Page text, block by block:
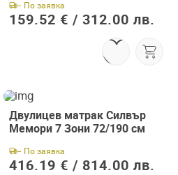
- По заявка
159.52 € / 312.00 лв.
Двулицев матрак Силвър
Мемори 7 Зони 72/190 см
- По заявка
416.19 € / 814.00 лв.